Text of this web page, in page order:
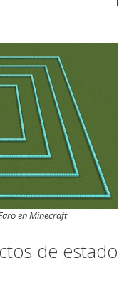
en Minecraft
de estado